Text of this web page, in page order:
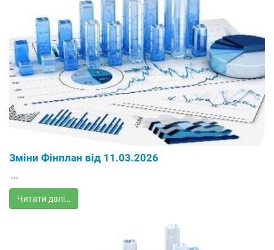
Зміни Фінплан від 11.03.2026
...
Читати далі…